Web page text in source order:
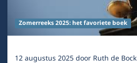
Zomerreeks 2025: het favoriete boek
12 augustus 2025door Ruth de Bock